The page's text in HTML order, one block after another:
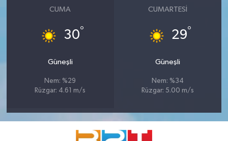
CUMA
30°
Güneşli
Nem: %29
Rüzgar: 4.61 m/s
CUMARTESI
29°
Güneşli
Nem: %34
Rüzgar: 5.00 m/s